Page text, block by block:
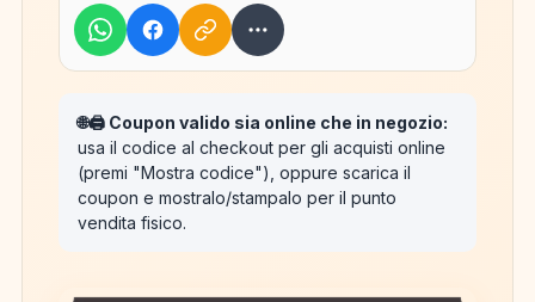
🌐🖨️ Coupon valido sia online che in negozio:
usa il codice al checkout per gli acquisti online
(premi "Mostra codice"), oppure scarica il
coupon e mostralo/stampalo per il punto
vendita fisico.